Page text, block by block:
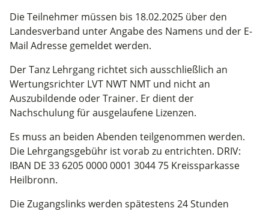
Die Teilnehmer müssen bis 18.02.2025 über den
Landesverband unter Angabe des Namens und der E-
Mail Adresse gemeldet werden.
Der Tanz Lehrgang richtet sich ausschließlich an
Wertungsrichter LVT NWT NMT und nicht an
Auszubildende oder Trainer. Er dient der
Nachschulung für ausgelaufene Lizenzen.
Es muss an beiden Abenden teilgenommen werden.
Die Lehrgangsgebühr ist vorab zu entrichten. DRIV:
IBAN DE 33 6205 0000 0001 3044 75 Kreissparkasse
Heilbronn.
Die Zugangslinks werden spätestens 24 Stunden